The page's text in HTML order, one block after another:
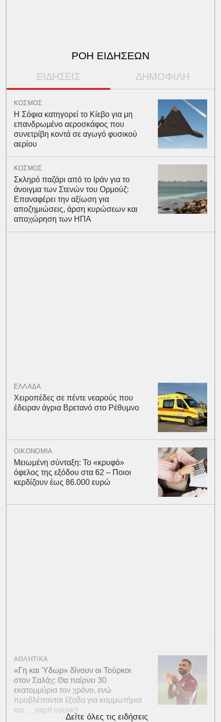
ΡΟΗ ΕΙΔΗΣΕΩΝ
ΕΙΔΗΣΕΙΣ ΔΗΜΟΦΙΛΗ
ΚΟΣΜΟΣ
Η Σόφια κατηγορεί το Κίεβο για μη
επανδρωμένο αεροσκάφος που
συνετρίβη κοντά σε αγωγό φυσικού
αερίου
ΚΟΣΜΟΣ
Σκληρό παζάρι από το Ιράν για το
άνοιγμα των Στενών του Ορμούζ:
Επαναφέρει την αξίωση για
αποζημιώσεις, άρση κυρώσεων και
αποχώρηση των ΗΠΑ
ΕΛΛΑΔΑ
Χειροπέδες σε πέντε νεαρούς που
έδειραν άγρια Βρετανό στο Ρέθυμνο
ΟΙΚΟΝΟΜΙΑ
Μειωμένη σύνταξη: Το «κρυφό»
όφελος της εξόδου στα 62 – Ποιοι
κερδίζουν έως 86.000 ευρώ
ΑΘΛΗΤΙΚΑ
«Γη και Ύδωρ» δίνουν οι Τούρκοι
στον Σαλάχ: Θα παίρνει 30
εκατομμύρια τον χρόνο, ενώ
προβλέπονται έξοδα για κομμωτήρια
και… χαρτί υγείας!
Δείτε όλες τις ειδήσεις